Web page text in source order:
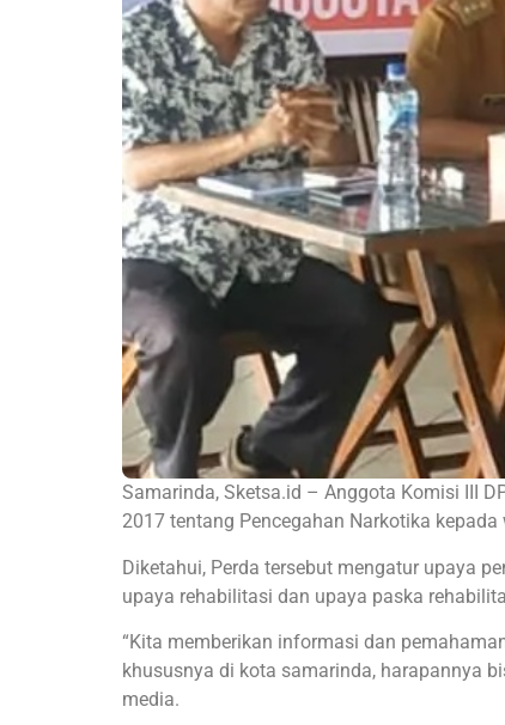
Samarinda, Sketsa.id – Anggota Komisi III
2017 tentang Pencegahan Narkotika
Diketahui, Perda tersebut mengatur upaya
upaya rehabilitasi dan upaya paska
“Kita memberikan informasi dan
khususnya di kota samarinda, harapannya
media.